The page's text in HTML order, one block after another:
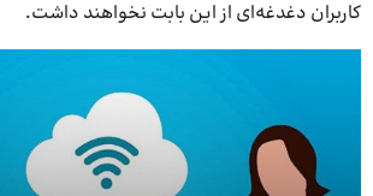
کاربران دغدغه‌ای از این بابت نخواهند داشت.